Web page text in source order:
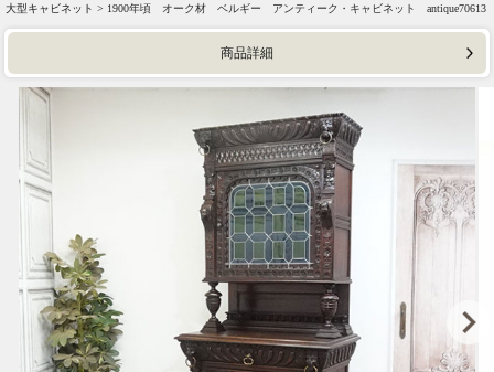
大型キャビネット > 1900年頃 オーク材 ベルギー アンティーク・キャビネット antique70613
商品詳細